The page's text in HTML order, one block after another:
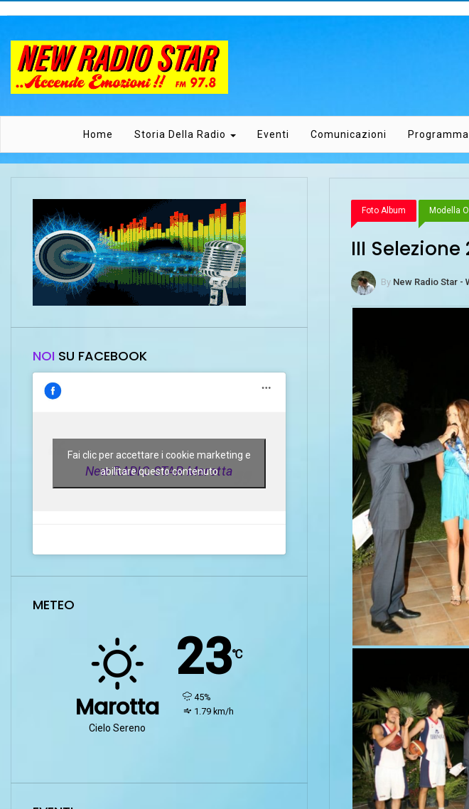
Home Storia Della Radio Eventi Comunicazioni
Foto Album Modella
III Selezione
By New Radio Star -
NOI SU FACEBOOK
New RADIO STAR Marotta
Fai clic per accettare i cookie marketing e
abilitare questo contenuto
METEO
Marotta
Cielo Sereno
23℃
humidity:
45%
wind:
1.79 km/h